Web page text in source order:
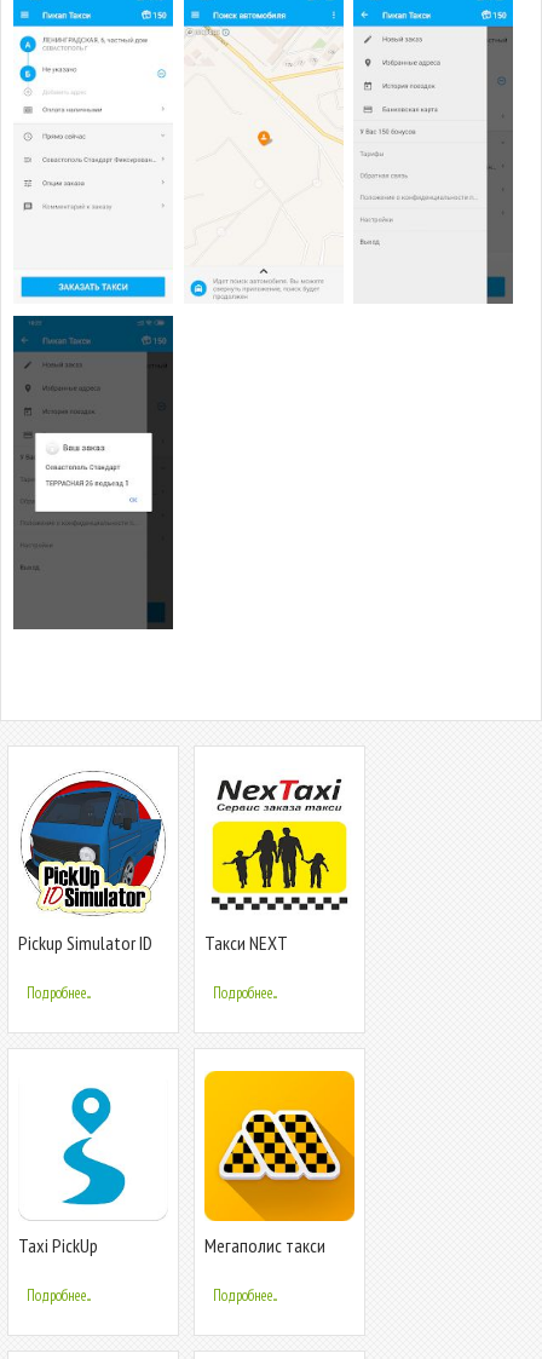
Pickup Simulator ID
Подробнее...
Такси NEXT
Подробнее...
Taxi PickUp
Подробнее...
Мегаполис такси
Подробнее...